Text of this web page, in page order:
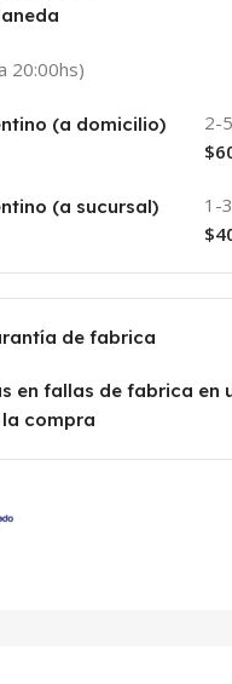
20:00hs)
(a domicilio)
2-
(a sucursal)
1-
de fabrica
en fallas de fabrica en
compra